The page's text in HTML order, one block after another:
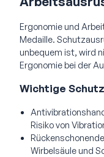
Ergonomie und
Medaille.
unbequem ist, wird
Ergonomie bei der
Wichtige
Risiko von
Wirbelsäule und